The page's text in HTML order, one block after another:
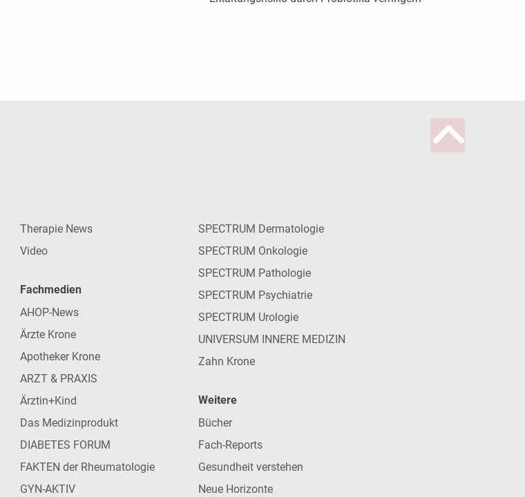
Therapie News
Video
Fachmedien
AHOP-News
Ärzte Krone
Apotheker Krone
ARZT & PRAXIS
Ärztin+Kind
Das Medizinprodukt
DIABETES FORUM
FAKTEN der Rheumatologie
GYN-AKTIV
SPECTRUM Dermatologie
SPECTRUM Onkologie
SPECTRUM Pathologie
SPECTRUM Psychiatrie
SPECTRUM Urologie
UNIVERSUM INNERE MEDIZIN
Zahn Krone
Weitere
Bücher
Fach-Reports
Gesundheit verstehen
Neue Horizonte